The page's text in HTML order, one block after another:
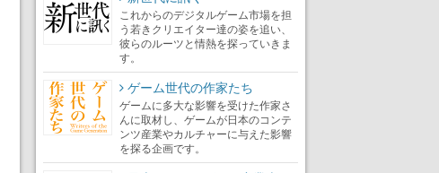
これからのデジタルゲーム市場を担
う若きクリエイター達の姿を追い、
彼らのルーツと情熱を探っていきま
す。
ゲーム世代の作家たち
ゲームに多大な影響を受けた作家さ
んに取材し、ゲームが日本のコンテ
ンツ産業やカルチャーに与えた影響
を探る企画です。